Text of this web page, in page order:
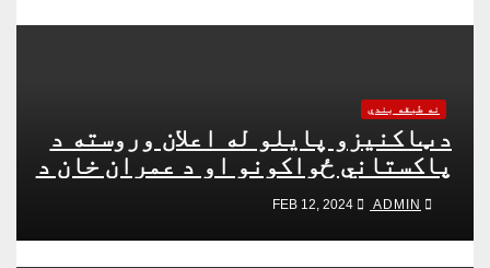
نه طبقه بندي
د ټاکنیزو پایلو له اعلان وروسته د
پاکستاني ځواکونو او د عمران خان د
پلویانو نښتې
ADMIN